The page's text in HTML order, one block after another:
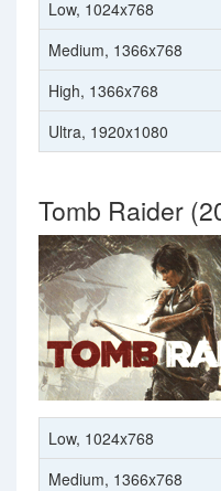
Low, 1024x768
Medium, 1366x768
High, 1366x768
Ultra, 1920x1080
Tomb Raider
Low, 1024x768
Medium, 1366x768